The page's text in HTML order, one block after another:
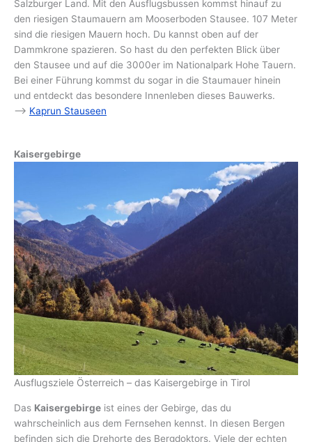
Salzburger Land. Mit den Ausflugsbussen kommst hinauf zu
den riesigen Staumauern am Mooserboden Stausee. 107 Meter
sind die riesigen Mauern hoch. Du kannst oben auf der
Dammkrone spazieren. So hast du den perfekten Blick über
den Stausee und auf die 3000er im Nationalpark Hohe Tauern.
Bei einer Führung kommst du sogar in die Staumauer hinein
und entdeckt das besondere Innenleben dieses Bauwerks.
–> Kaprun Stauseen
Kaisergebirge
Ausflugsziele Österreich – das Kaisergebirge in Tirol
Das Kaisergebirge ist eines der Gebirge, das du
wahrscheinlich aus dem Fernsehen kennst. In diesen Bergen
befinden sich die Drehorte des Bergdoktors. Viele der echten